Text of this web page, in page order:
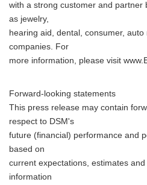
with a strong customer and partner
as jewelry,
hearing aid, dental, consumer,
companies. For
more information, please visit
Forward-looking statements
This press release may contain
respect to DSM's
future (financial) performance and
based on
current expectations, estimates
information